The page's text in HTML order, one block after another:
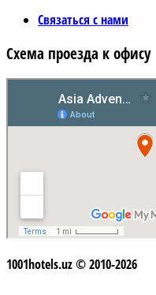
Связаться с нами
Схема проезда к офису
1001hotels.uz © 2010-2026